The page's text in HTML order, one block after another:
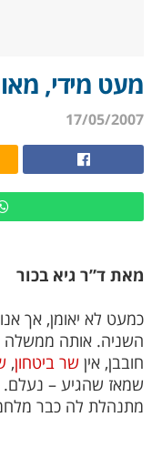
מעט מידי,
17/05/2007
מאת ד”ר גיא בכור
כמעט לא יאומן, אך
השניה. אותה ממשלה
חובבן, אין שר ביטחון,
שמאז שהגיע – נעלם.
מתנהלת לה כבר